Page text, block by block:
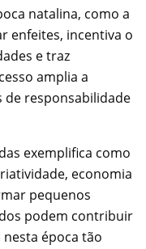
natalina, como a
enfeites, incentiva o
e traz
amplia a
de responsabilidade
exemplifica como
economia
pequenos
podem contribuir
época tão